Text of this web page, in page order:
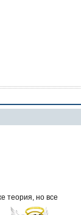
теория, но все